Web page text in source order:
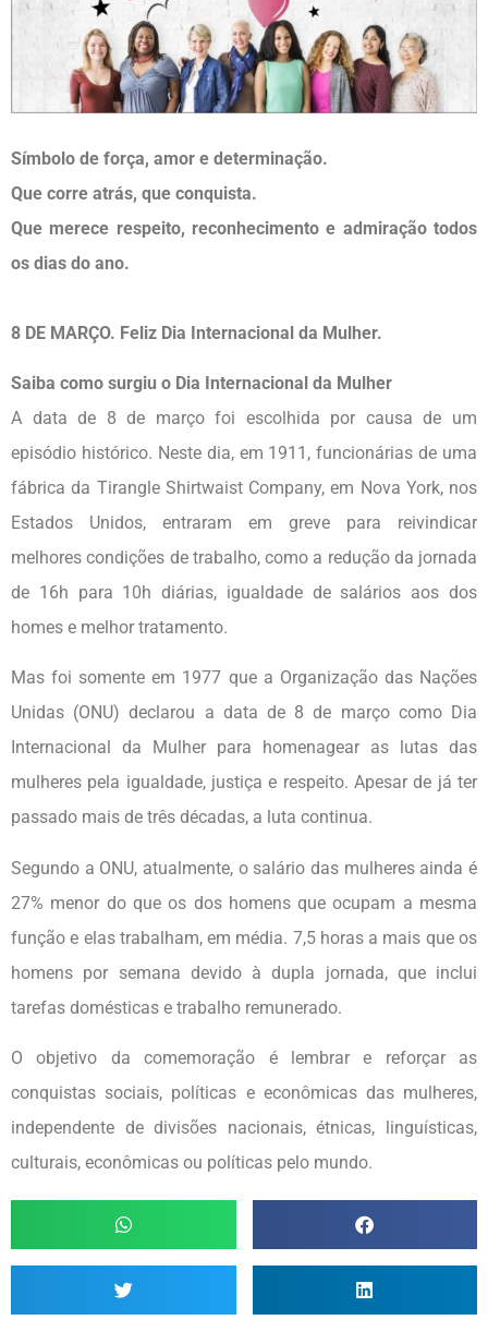
Símbolo de força, amor e determinação.
Que corre atrás, que conquista.
Que merece respeito, reconhecimento e admiração todos
os dias do ano.
8 DE MARÇO. Feliz Dia Internacional da Mulher.
Saiba como surgiu o Dia Internacional da Mulher
A data de 8 de março foi escolhida por causa de um
episódio histórico. Neste dia, em 1911, funcionárias de uma
fábrica da Tirangle Shirtwaist Company, em Nova York, nos
Estados Unidos, entraram em greve para reivindicar
melhores condições de trabalho, como a redução da jornada
de 16h para 10h diárias, igualdade de salários aos dos
homes e melhor tratamento.
Mas foi somente em 1977 que a Organização das Nações
Unidas (ONU) declarou a data de 8 de março como Dia
Internacional da Mulher para homenagear as lutas das
mulheres pela igualdade, justiça e respeito. Apesar de já ter
passado mais de três décadas, a luta continua.
Segundo a ONU, atualmente, o salário das mulheres ainda é
27% menor do que os dos homens que ocupam a mesma
função e elas trabalham, em média. 7,5 horas a mais que os
homens por semana devido à dupla jornada, que inclui
tarefas domésticas e trabalho remunerado.
O objetivo da comemoração é lembrar e reforçar as
conquistas sociais, políticas e econômicas das mulheres,
independente de divisões nacionais, étnicas, linguísticas,
culturais, econômicas ou políticas pelo mundo.